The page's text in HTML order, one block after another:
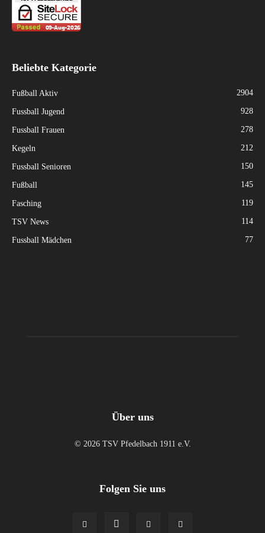
Beliebte Kategorie
Fußball Aktiv 2904
Fussball Jugend 928
Fussball Frauen 278
Kegeln 212
Fussball Senioren 150
Fußball 145
Fasching 119
TSV News 114
Fussball Mädchen 77
Über uns
© 2026 TSV Pfedelbach 1911 e.V.
Folgen Sie uns